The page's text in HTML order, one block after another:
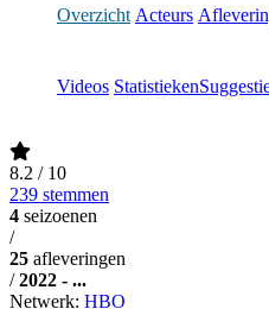
Overzicht Acteurs
Videos Statistieken
8.2 / 10
239 stemmen
4 seizoenen
/
25 afleveringen
/ 2022 - ...
Netwerk: HBO